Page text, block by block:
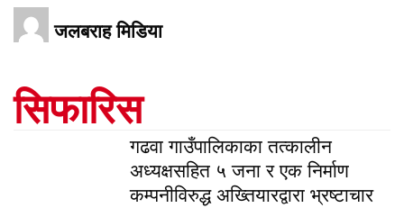
जलबराह मिडिया
सिफारिस
गढवा गाउँपालिकाका तत्कालीन
अध्यक्षसहित ५ जना र एक निर्माण
कम्पनीविरुद्ध अख्तियारद्वारा भ्रष्टाचार